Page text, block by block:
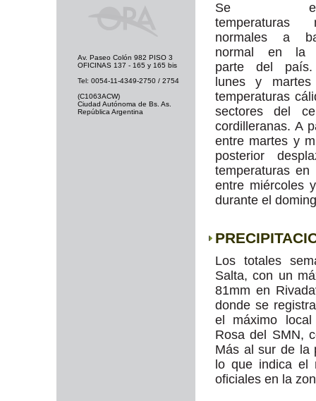
Se
temperaturas
normales a
normal en la
parte del
lunes y
temperaturas
sectores del
cordilleranas. A
entre martes y
posterior
temperaturas
entre miércoles
durante el
Los totales
Salta, con un
81mm en
donde se
el máximo
Rosa del SMN,
Más al sur de la
lo que indica el
oficiales en la
Av. Paseo Colón 982 PISO 3
OFICINAS 137 - 165 y 165 bis
Tel: 0054-11-4349-2750 / 2754
(C1063ACW)
Ciudad Autónoma de Bs. As.
República Argentina